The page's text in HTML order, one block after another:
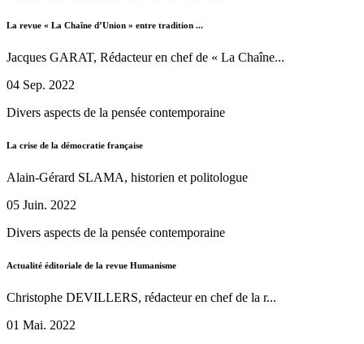
La revue « La Chaîne d’Union » entre tradition ...
Jacques GARAT, Rédacteur en chef de « La Chaîne...
04 Sep. 2022
Divers aspects de la pensée contemporaine
La crise de la démocratie française
Alain-Gérard SLAMA, historien et politologue
05 Juin. 2022
Divers aspects de la pensée contemporaine
Actualité éditoriale de la revue Humanisme
Christophe DEVILLERS, rédacteur en chef de la r...
01 Mai. 2022